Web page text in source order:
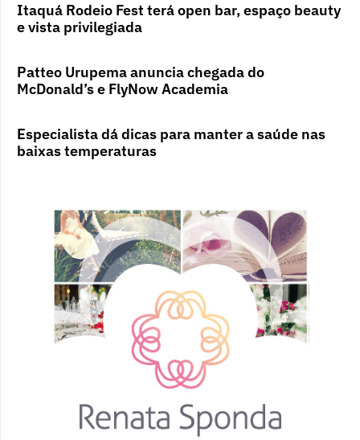
Itaquá Rodeio Fest terá open bar, espaço beauty
e vista privilegiada
Patteo Urupema anuncia chegada do
McDonald’s e FlyNow Academia
Especialista dá dicas para manter a saúde nas
baixas temperaturas